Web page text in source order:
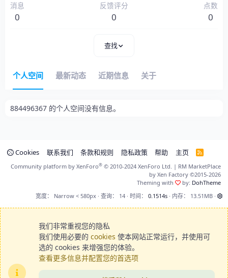
消息
0
反馈评分
0
点数
0
查找
个人空间 最新动态 近期信息 关于
884496367 的个人空间没有信息。
Cookies 联系我们 条款和规则 隐私政策 帮助 主页
R
S
Community platform by XenForo® © 2010-2024 XenForo Ltd. | RM MarketPlace
by Xen Factory ©2015-2026
Theming with
by: DohTheme
宽度
查询 14 时间 0.1514s 内存 13.51MB
我们非常重视您的隐私
我们使用必要的 cookies 使本网站正常运行，并使用可
选的 cookies 来增强您的体验。
查看更多信息并配置您的首选项